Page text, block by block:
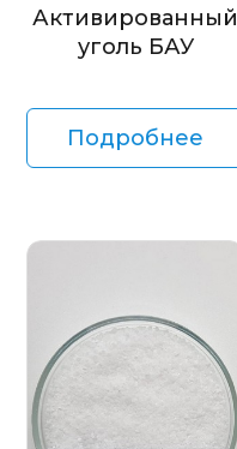
Активированный
уголь БАУ
Подробнее